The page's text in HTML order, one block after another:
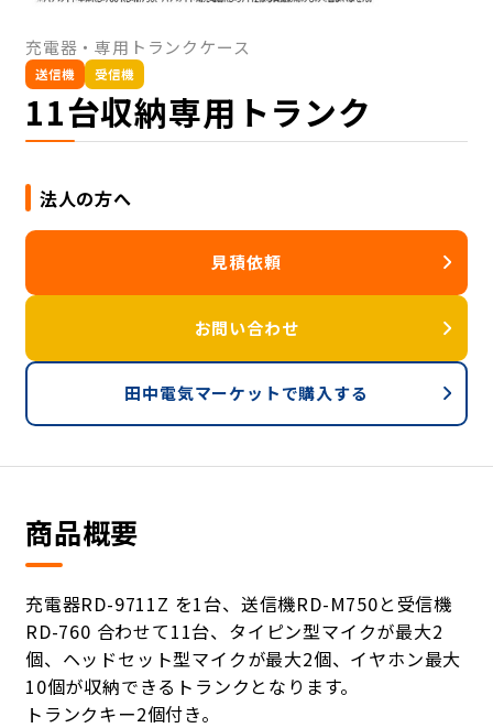
充電器・専用トランクケース
送信機 受信機
11台収納専用トランク
法人の方へ
見積依頼
お問い合わせ
田中電気マーケットで購入する
商品概要
充電器RD-9711Z を1台、送信機RD-M750と受信機
RD-760 合わせて11台、タイピン型マイクが最大2
個、ヘッドセット型マイクが最大2個、イヤホン最大
10個が収納できるトランクとなります。
トランクキー2個付き。